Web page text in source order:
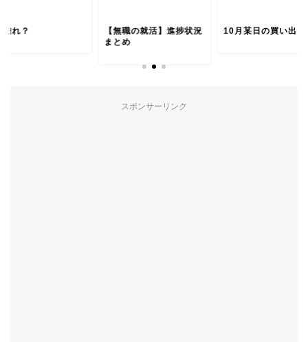
離れ？
【無職の就活】進捗状況
まとめ
10月某日の買い出し
スポンサーリンク